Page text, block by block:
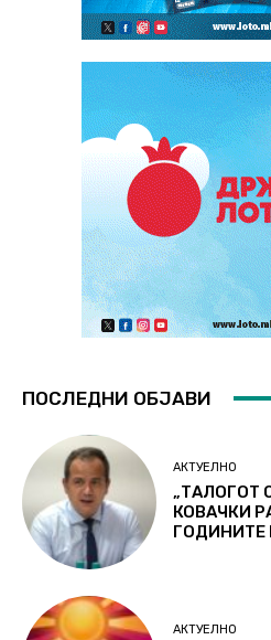
ПОСЛЕДНИ ОБЈАВИ
АКТУЕЛНО
„ТАЛОГОТ
КОВАЧКИ
АКТУЕЛНО